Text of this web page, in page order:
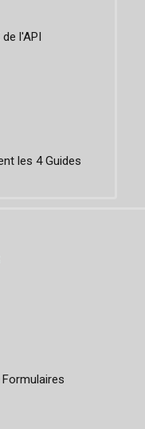
l'API
les 4 Guides